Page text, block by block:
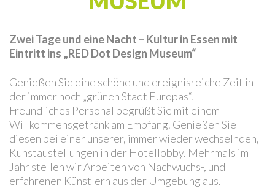
Zwei Tage und eine Nacht – Kultur in Essen mit
Eintritt ins „RED Dot Design Museum“
Genießen Sie eine schöne und ereignisreiche Zeit in
der immer noch „grünen Stadt Europas“.
Freundliches Personal begrüßt Sie mit einem
Willkommensgetränk am Empfang. Genießen Sie
diesen bei einer unserer, immer wieder wechselnden,
Kunstaustellungen in der Hotellobby. Mehrmals im
Jahr stellen wir Arbeiten von Nachwuchs-, und
erfahrenen Künstlern aus der Umgebung aus.